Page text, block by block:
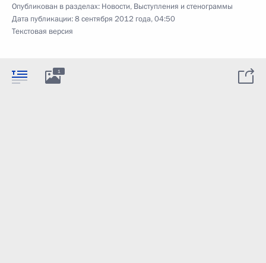
Опубликован в разделах: Новости, Выступления и стенограммы
Дата публикации:8 сентября 2012 года, 04:50
Текстовая версия
1